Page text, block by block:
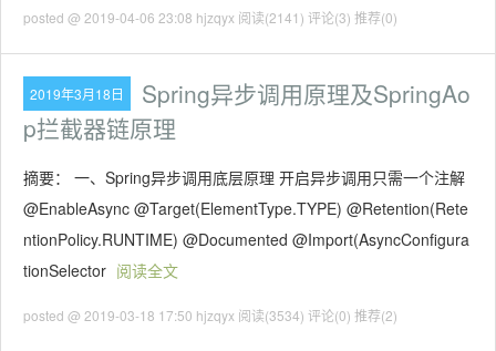
posted @ 2019-04-06 23:08 hjzqyx 阅读(2141) 评论(3) 推荐(0)
2019年3月18日
Spring异步调用原理及SpringAo
p拦截器链原理
摘要： 一、Spring异步调用底层原理 开启异步调用只需一个注解
@EnableAsync @Target(ElementType.TYPE) @Retention(Rete
ntionPolicy.RUNTIME) @Documented @Import(AsyncConfigura
tionSelector 阅读全文
posted @ 2019-03-18 17:50 hjzqyx 阅读(3534) 评论(0) 推荐(2)